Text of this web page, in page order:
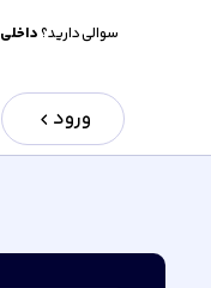
سوالی دارید؟داخلی 1
ورود